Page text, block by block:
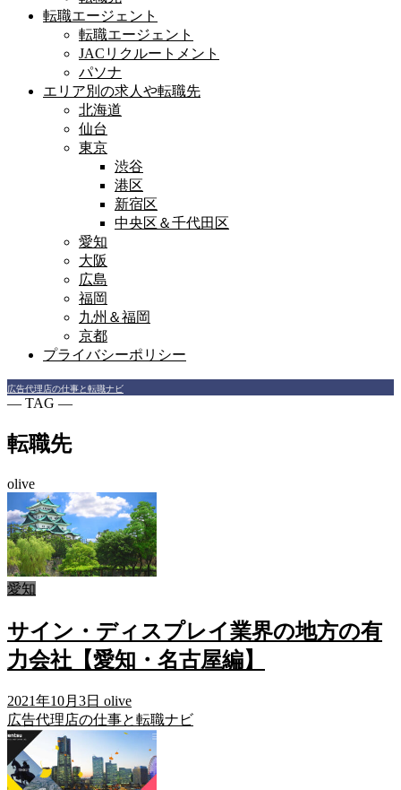
転職エージェント
転職エージェント
JACリクルートメント
パソナ
エリア別の求人や転職先
北海道
仙台
東京
渋谷
港区
新宿区
中央区＆千代田区
愛知
大阪
広島
福岡
九州＆福岡
京都
プライバシーポリシー
広告代理店の仕事と転職ナビ
― TAG ―
転職先
olive
愛知
サイン・ディスプレイ業界の地方の有
力会社【愛知・名古屋編】
2021年10月3日 olive
広告代理店の仕事と転職ナビ